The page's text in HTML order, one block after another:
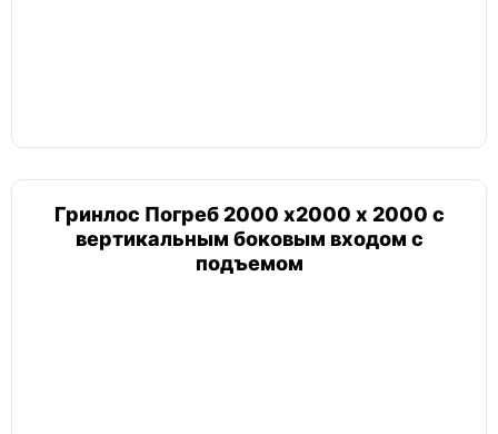
Погреб с наклонным входом
Гринлос Погреб 2000 х2000 х 2000 с
вертикальным боковым входом с
подъемом